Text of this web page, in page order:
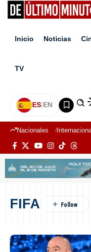
Inicio Noticias
TV
ES|EN
Nacionales
FIFA